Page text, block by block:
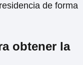
de forma
obtener la